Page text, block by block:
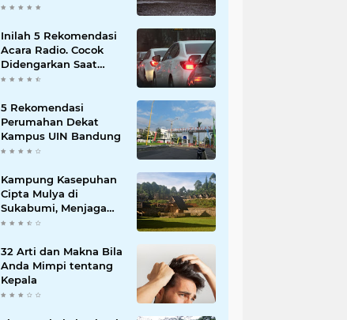
Inilah 5 Rekomendasi
Acara Radio. Cocok
Didengarkan Saat
Macet
5 Rekomendasi
Perumahan Dekat
Kampus UIN Bandung
Kampung Kasepuhan
Cipta Mulya di
Sukabumi, Menjaga
Alam dengan Tradisi
32 Arti dan Makna Bila
Anda Mimpi tentang
Kepala